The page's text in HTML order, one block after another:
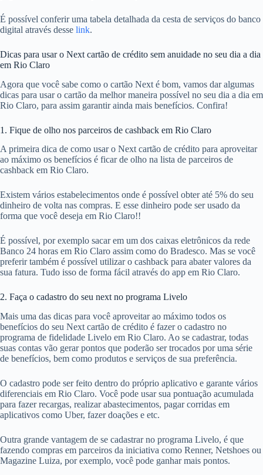
É possível conferir uma tabela detalhada da cesta de serviços do banco
digital através desse link.
Dicas para usar o Next cartão de crédito sem anuidade no seu dia a dia
em Rio Claro
Agora que você sabe como o cartão Next é bom, vamos dar algumas
dicas para usar o cartão da melhor maneira possível no seu dia a dia em
Rio Claro, para assim garantir ainda mais benefícios. Confira!
1. Fique de olho nos parceiros de cashback em Rio Claro
A primeira dica de como usar o Next cartão de crédito para aproveitar
ao máximo os benefícios é ficar de olho na lista de parceiros de
cashback em Rio Claro.
Existem vários estabelecimentos onde é possível obter até 5% do seu
dinheiro de volta nas compras. E esse dinheiro pode ser usado da
forma que você deseja em Rio Claro!!
É possível, por exemplo sacar em um dos caixas eletrônicos da rede
Banco 24 horas em Rio Claro assim como do Bradesco. Mas se você
preferir também é possível utilizar o cashback para abater valores da
sua fatura. Tudo isso de forma fácil através do app em Rio Claro.
2. Faça o cadastro do seu next no programa Livelo
Mais uma das dicas para você aproveitar ao máximo todos os
benefícios do seu Next cartão de crédito é fazer o cadastro no
programa de fidelidade Livelo em Rio Claro. Ao se cadastrar, todas
suas contas vão gerar pontos que poderão ser trocados por uma série
de benefícios, bem como produtos e serviços de sua preferência.
O cadastro pode ser feito dentro do próprio aplicativo e garante vários
diferenciais em Rio Claro. Você pode usar sua pontuação acumulada
para fazer recargas, realizar abastecimentos, pagar corridas em
aplicativos como Uber, fazer doações e etc.
Outra grande vantagem de se cadastrar no programa Livelo, é que
fazendo compras em parceiros da iniciativa como Renner, Netshoes ou
Magazine Luiza, por exemplo, você pode ganhar mais pontos.